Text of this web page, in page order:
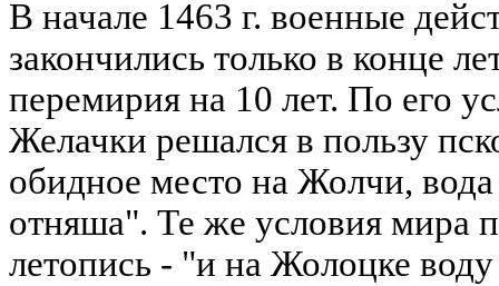
В начале 1463 г. военные
закончились только в конце
перемирия на 10 лет. По его
Желачки решался в пользу
обидное место на Жолчи,
отняша". Те же условия мира
летопись - "и на Жолоцке